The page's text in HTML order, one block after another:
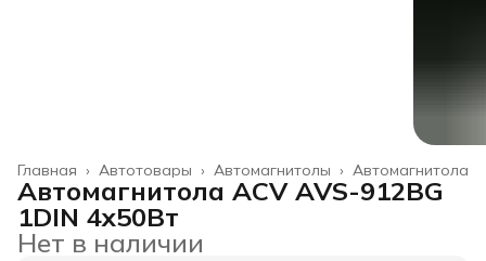
Автомагнитола
Автомагнитолы ›
Автотовары ›
Главная ›
Автомагнитола ACV AVS-912BG
1DIN 4x50Вт
Нет в наличии